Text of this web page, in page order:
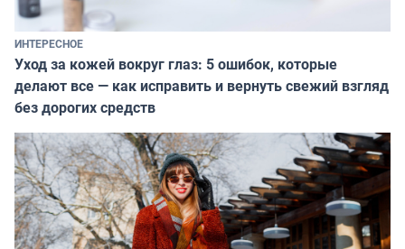
ИНТЕРЕСНОЕ
Уход за кожей вокруг глаз: 5 ошибок, которые
делают все — как исправить и вернуть свежий взгляд
без дорогих средств